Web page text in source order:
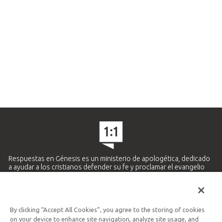
Respuestas en Génesis es un ministerio de apologética, dedicado
a ayudar a los cristianos defender su fe y proclamar el evangelio
Ministerio Hispano y Latinoamericano
By clicking “Accept All Cookies”, you agree to the storing of cookies
on your device to enhance site navigation, analyze site usage, and